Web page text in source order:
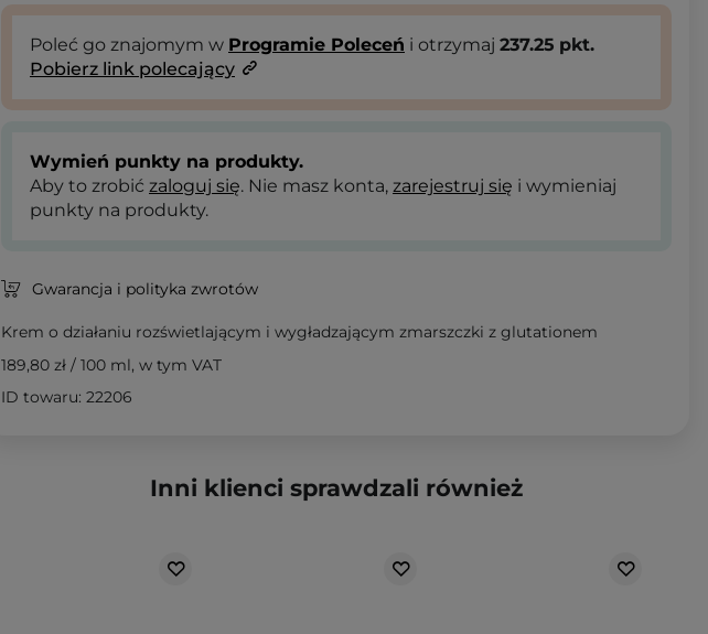
Poleć go znajomym w Programie Poleceń i otrzymaj 237.25 pkt.
Pobierz link polecający
Wymień punkty na produkty.
Aby to zrobić zaloguj się. Nie masz konta, zarejestruj się i wymieniaj
punkty na produkty.
Gwarancja i polityka zwrotów
Krem o działaniu rozświetlającym i wygładzającym zmarszczki z glutationem
189,80 zł / 100 ml, w tym VAT
ID towaru: 22206
Inni klienci sprawdzali również